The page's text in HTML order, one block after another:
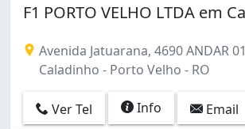
F1 PORTO VELHO LTDA em
Avenida Jatuarana, 4690 ANDAR 01
Caladinho - Porto Velho - RO
Ver Tel Info Email